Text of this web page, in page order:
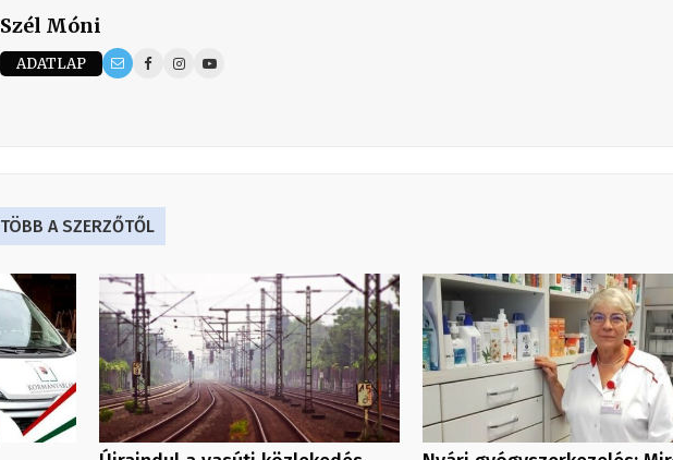
Szél Móni
ADATLAP
TÖBB A SZERZŐTŐL